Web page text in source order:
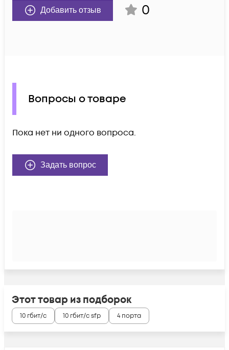
Добавить отзыв 0
Вопросы о товаре
Пока нет ни одного вопроса.
Задать вопрос
Этот товар из подборок
10 гбит/с 10 гбит/с sfp 4 порта